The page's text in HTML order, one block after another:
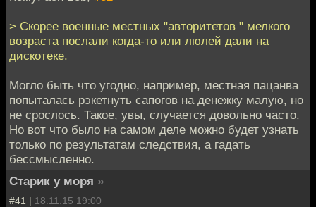
> Скорее военные местных "авторитетов " мелкого
возраста послали когда-то или люлей дали на
дискотеке.
Могло быть что угодно, например, местная пацанва
попыталась рэкетнуть сапогов на денежку малую, но
не срослось. Такое, увы, случается довольно часто.
Но вот что было на самом деле можно будет узнать
только по результатам следствия, а гадать
бессмысленно.
Старик у моря »
#41 | 18.11.15 19:00